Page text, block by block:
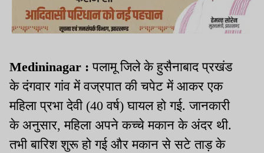
Medininagar :पलामू जिले के हुसैनाबाद प्रखंड
के दंगवार गांव में वज्रपात की चपेट में आकर एक
महिला प्रभा देवी (40 वर्ष) घायल हो गई. जानकारी
के अनुसार, महिला अपने कच्चे मकान के अंदर थी.
तभी बारिश शुरू हो गई और मकान से सटे ताड़ के